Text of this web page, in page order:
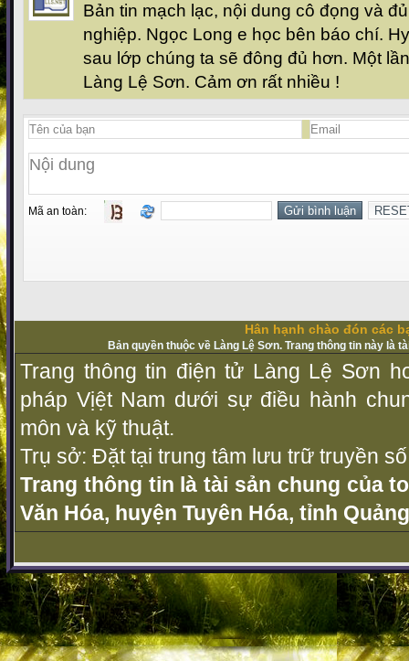
Bản tin mạch lạc, nội dung cô đọng và
nghiệp. Ngọc Long e học bên báo chí.
sau lớp chúng ta sẽ đông đủ hơn. Một
Làng Lệ Sơn. Cảm ơn rất nhiều !
Mã an toàn:
Hân hạnh chào đón các
Bản quyền thuộc về Làng Lệ Sơn. Trang thông tin này là
Trang thông tin điện tử Làng Lệ Sơn
pháp Vịệt Nam dưới sự điều hành
môn và kỹ thuật.
Trụ sở: Đặt tại trung tâm lưu trữ truyền
Trang thông tin là tài sản chung của
Văn Hóa, huyện Tuyên Hóa, tỉnh